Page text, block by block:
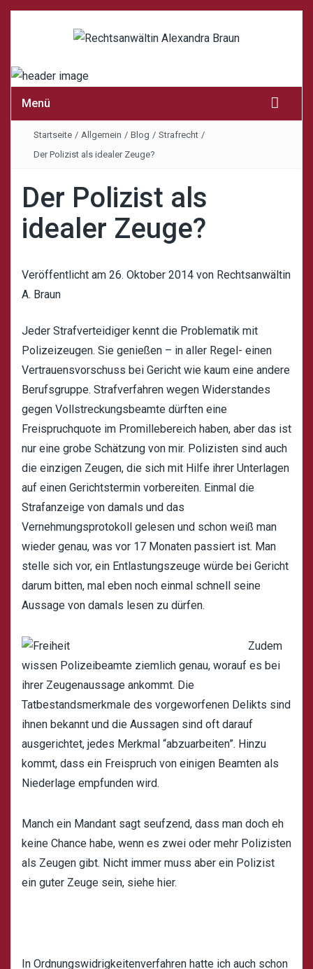
Menü
Startseite / Allgemein / Blog / Strafrecht /
Der Polizist als idealer Zeuge?
Der Polizist als
idealer Zeuge?
Veröffentlicht am 26. Oktober 2014 von Rechtsanwältin
A. Braun
Jeder Strafverteidiger kennt die Problematik mit
Polizeizeugen. Sie genießen – in aller Regel- einen
Vertrauensvorschuss bei Gericht wie kaum eine andere
Berufsgruppe. Strafverfahren wegen Widerstandes
gegen Vollstreckungsbeamte dürften eine
Freispruchquote im Promillebereich haben, aber das ist
nur eine grobe Schätzung von mir. Polizisten sind auch
die einzigen Zeugen, die sich mit Hilfe ihrer Unterlagen
auf einen Gerichtstermin vorbereiten. Einmal die
Strafanzeige von damals und das
Vernehmungsprotokoll gelesen und schon weiß man
wieder genau, was vor 17 Monaten passiert ist. Man
stelle sich vor, ein Entlastungszeuge würde bei Gericht
darum bitten, mal eben noch einmal schnell seine
Aussage von damals lesen zu dürfen.
Zudem
wissen Polizeibeamte ziemlich genau, worauf es bei
ihrer Zeugenaussage ankommt. Die
Tatbestandsmerkmale des vorgeworfenen Delikts sind
ihnen bekannt und die Aussagen sind oft darauf
ausgerichtet, jedes Merkmal “abzuarbeiten”. Hinzu
kommt, dass ein Freispruch von einigen Beamten als
Niederlage empfunden wird.
Manch ein Mandant sagt seufzend, dass man doch eh
keine Chance habe, wenn es zwei oder mehr Polizisten
als Zeugen gibt. Nicht immer muss aber ein Polizist
ein guter Zeuge sein, siehe hier.
In Ordnungswidrigkeitenverfahren hatte ich auch schon